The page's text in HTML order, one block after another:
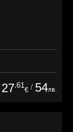
27.61
€ / 54лв.